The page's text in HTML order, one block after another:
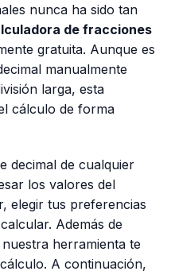
nunca ha sido tan
de fracciones
gratuita. Aunque es
manualmente
larga, esta
cálculo de forma
decimal de cualquier
los valores del
elegir tus preferencias
Además de
herramienta te
A continuación,